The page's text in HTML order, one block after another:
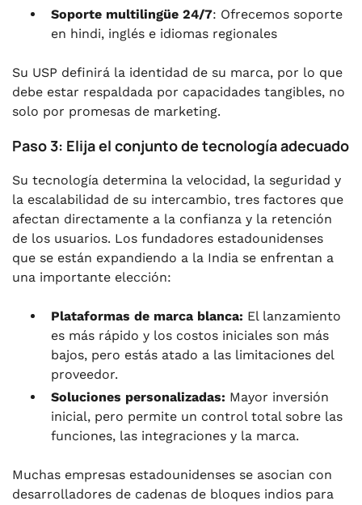
Soporte multilingüe 24/7: Ofrecemos soporte
en hindi, inglés e idiomas regionales
Su USP definirá la identidad de su marca, por lo que
debe estar respaldada por capacidades tangibles, no
solo por promesas de marketing.
Paso 3: Elija el conjunto de tecnología adecuado
Su tecnología determina la velocidad, la seguridad y
la escalabilidad de su intercambio, tres factores que
afectan directamente a la confianza y la retención
de los usuarios. Los fundadores estadounidenses
que se están expandiendo a la India se enfrentan a
una importante elección:
Plataformas de marca blanca: El lanzamiento
es más rápido y los costos iniciales son más
bajos, pero estás atado a las limitaciones del
proveedor.
Soluciones personalizadas: Mayor inversión
inicial, pero permite un control total sobre las
funciones, las integraciones y la marca.
Muchas empresas estadounidenses se asocian con
desarrolladores de cadenas de bloques indios para